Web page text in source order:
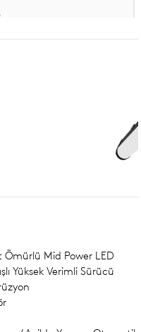
Mid Power LED
Yüksek Verimli Sürücü